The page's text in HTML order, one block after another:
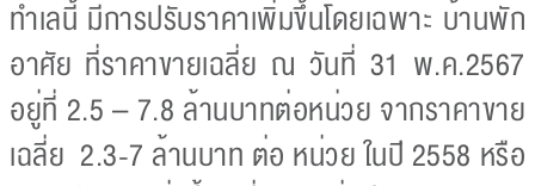
ทำเลนี้ มีการปรับราคาเพิ่มขึ้นโดยเฉพาะ บ้านพัก
อาศัย ที่ราคาขายเฉลี่ย ณ วันที่ 31 พ.ค.2567
อยู่ที่ 2.5 – 7.8 ล้านบาทต่อหน่วย จากราคาขาย
เฉลี่ย 2.3-7 ล้านบาท ต่อ หน่วย ในปี 2558 หรือ